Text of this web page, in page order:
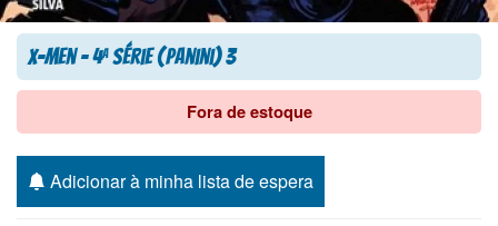
X-Men – 4aSérie (Panini) 3
Fora de estoque
Adicionar à minha lista de espera